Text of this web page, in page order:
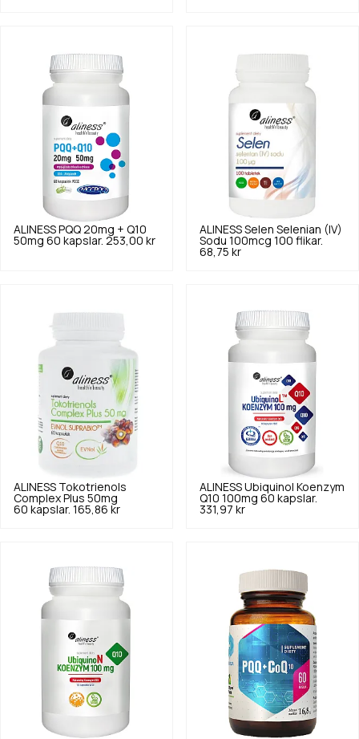
ALINESS PQQ 20mg + Q10
50mg 60 kapslar. 253,00 kr
ALINESS Selen Selenian (IV)
Sodu 100mcg 100 flikar.
68,75 kr
ALINESS Tokotrienols
Complex Plus 50mg
60 kapslar. 165,86 kr
ALINESS Ubiquinol Koenzym
Q10 100mg 60 kapslar.
331,97 kr